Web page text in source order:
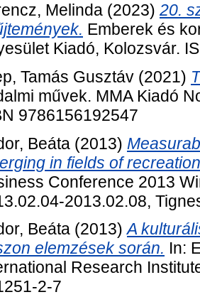
Melinda (2023) 20.
Emberek és
Kiadó, Kolozsvár.
Tamás Gusztáv (2021)
művek. MMA Kiadó
9786156192547
Beáta (2013)
in fields of
Conference 2013
2013.02.08,
Beáta (2013)A
elemzések során. In:
Research
2-7